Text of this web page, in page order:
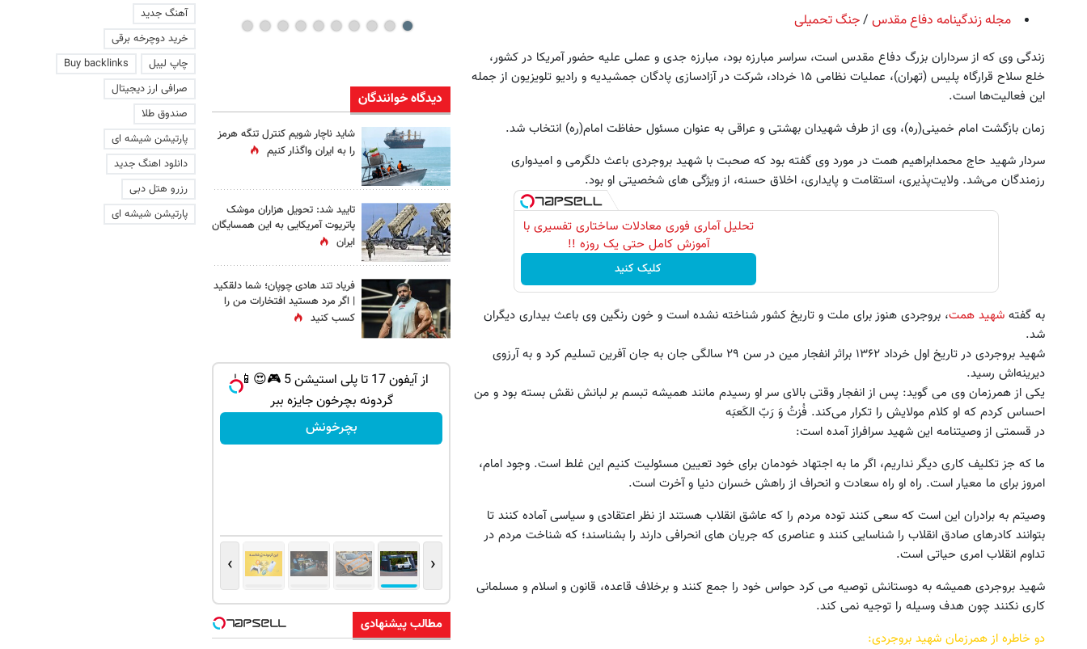
مجله زندگینامه دفاع مقدس /جنگ تحمیلی
زندگی وی که از سرداران بزرگ دفاع مقدس است، سراسر مبارزه بود، مبارزه جدی و عملی علیه حضور آمریکا در کشور،
خلع سلاح قرارگاه پلیس (تهران)، عملیات نظامی ۱۵ خرداد، شرکت در آزادسازی پادگان جمشیدیه و رادیو تلویزیون از جمله
این فعالیت‌ها است.
زمان بازگشت امام خمینی(ره)، وی از طرف شهیدان بهشتی و عراقی به عنوان مسئول حفاظت امام(ره) انتخاب شد.
سردار شهید حاج محمدابراهیم همت در مورد وی گفته بود که صحبت با شهید بروجردی باعث دلگرمی و امیدواری
رزمندگان می‌شد. ولایت‌پذیری، استقامت و پایداری، اخلاق حسنه، از ویژگی های شخصیتی او بود.
تحلیل آماری فوری معادلات ساختاری تفسیری با
آموزش کامل حتی یک روزه !!
کلیک کنید
به گفته شهید همت، بروجردی هنوز برای ملت و تاریخ کشور شناخته نشده است و خون رنگین وی باعث بیداری دیگران
شد.
شهید بروجردی در تاریخ اول خرداد ۱۳۶۲ براثر انفجار مین در سن ۲۹ سالگی جان به جان آفرین تسلیم کرد و به آرزوی
دیرینه‌اش رسید.
یکی از همرزمان وی می ‌گوید: پس از انفجار وقتی بالای سر او رسیدم مانند همیشه تبسم بر لبانش نقش بسته بود و من
احساس کردم که او کلام مولایش را تکرار می‌کند. فُزتُ وَ رَبّ الکَعبَه
در قسمتی از وصیتنامه این شهید سرافراز آمده است:
ما که جز تکلیف کاری دیگر نداریم، اگر ما به اجتهاد خودمان برای خود تعیین مسئولیت کنیم این غلط است. وجود امام،
امروز برای ما معیار است. راه او راه سعادت و انحراف از راهش خسران دنیا و آخرت است.
وصیتم به برادران این است که سعی کنند توده مردم را که عاشق انقلاب هستند از نظر اعتقادی و سیاسی آماده کنند تا
بتوانند کادرهای صادق انقلاب را شناسایی کنند و عناصری که جریان های انحرافی دارند را بشناسند؛ که شناخت مردم در
تداوم انقلاب امری حیاتی است.
شهید بروجردی همیشه به دوستانش توصیه می کرد حواس خود را جمع کنند و برخلاف قاعده، قانون و اسلام و مسلمانی
کاری نکنند چون هدف وسیله را توجیه نمی کند.
دو خاطره از همرزمان شهید بروجردی:
دیدگاه خوانندگان
شاید ناچار شویم کنترل تنگه هرمز
را به ایران واگذار کنیم
تایید شد: تحویل هزاران موشک
پاتریوت آمریکایی به این همسایگان
ایران
فریاد تند هادی چوپان؛‌ شما دلقکید
| اگر مرد هستید افتخارات من را
کسب کنید
ثبت درخواست
شد ✅
درخواست فروش
برقی ایران در باشگاه انقلاب
از آیفون 17 تا پلی استیشن 5 🎮😍📱 |
گردونه بچرخون جایزه ببر
بچرخونش
‹
›
مطالب پیشنهادی
آهنگ جدید
خرید دوچرخه برقی
چاپ لیبل
Buy backlinks
صرافی ارز دیجیتال
صندوق طلا
پارتیشن شیشه ای
دانلود اهنگ جدید
رزرو هتل دبی
پارتیشن شیشه ای